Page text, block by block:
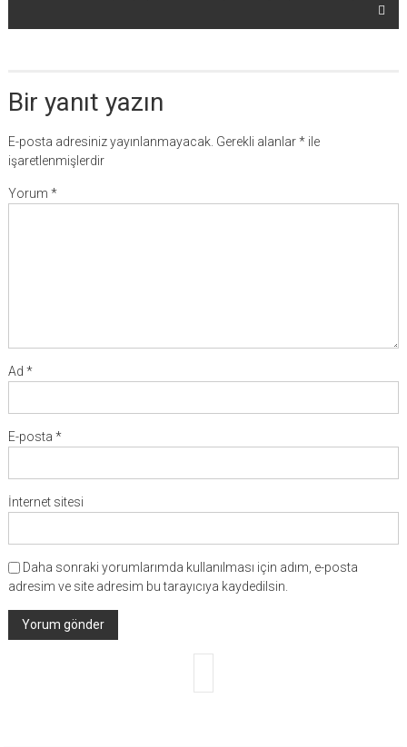
Bir yanıt yazın
E-posta adresiniz yayınlanmayacak. Gerekli alanlar*ile
işaretlenmişlerdir
Yorum *
Ad *
E-posta *
İnternet sitesi
Daha sonraki yorumlarımda kullanılması için adım, e-posta
adresim ve site adresim bu tarayıcıya kaydedilsin.